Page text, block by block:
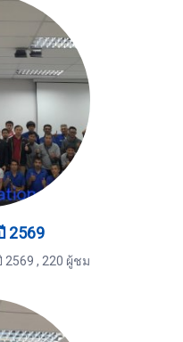
2569
2569 , 220 ผู้ชม